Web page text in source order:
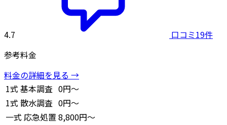
4.7
口コミ19件
参考料金
料金の詳細を見る →
1式 基本調査 0円～
1式 散水調査 0円～
一式 応急処置 8,800円～